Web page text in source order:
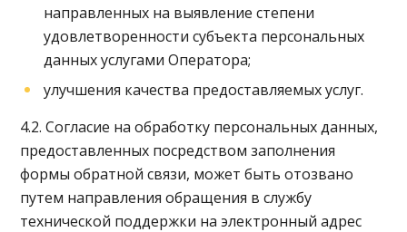
направленных на выявление степени
удовлетворенности субъекта персональных
данных услугами Оператора;
улучшения качества предоставляемых услуг.
4.2. Согласие на обработку персональных данных,
предоставленных посредством заполнения
формы обратной связи, может быть отозвано
путем направления обращения в службу
технической поддержки на электронный адрес